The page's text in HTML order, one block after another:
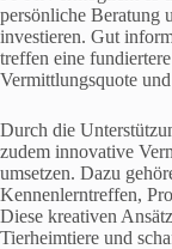
persönliche Beratung
investieren. Gut
treffen eine
Vermittlungsquote
Durch die
zudem innovative
umsetzen. Dazu
Kennenlerntreffen,
Diese kreativen
Tierheimtiere und